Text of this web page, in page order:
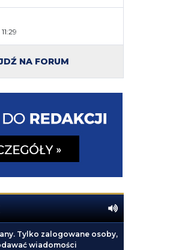
NA FORUM
Tylko zalogowane osoby,
wiadomości